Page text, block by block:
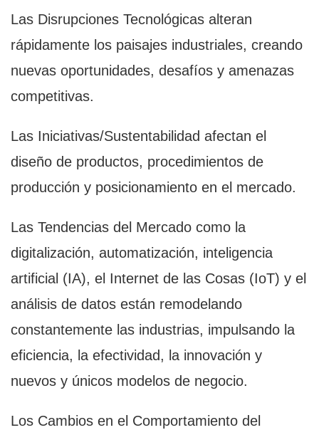
Las Disrupciones Tecnológicas alteran
rápidamente los paisajes industriales, creando
nuevas oportunidades, desafíos y amenazas
competitivas.
Las Iniciativas/Sustentabilidad afectan el
diseño de productos, procedimientos de
producción y posicionamiento en el mercado.
Las Tendencias del Mercado como la
digitalización, automatización, inteligencia
artificial (IA), el Internet de las Cosas (IoT) y el
análisis de datos están remodelando
constantemente las industrias, impulsando la
eficiencia, la efectividad, la innovación y
nuevos y únicos modelos de negocio.
Los Cambios en el Comportamiento del